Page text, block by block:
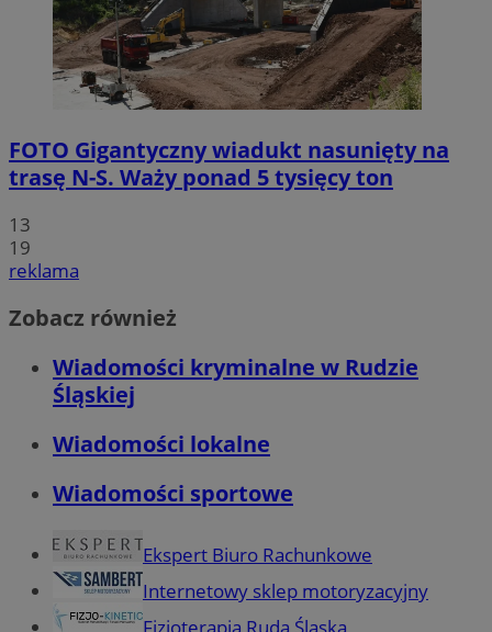
FOTO Gigantyczny wiadukt nasunięty na
trasę N-S. Waży ponad 5 tysięcy ton
13
19
reklama
Zobacz również
Wiadomości kryminalne w Rudzie
Śląskiej
Wiadomości lokalne
Wiadomości sportowe
Ekspert Biuro Rachunkowe
Internetowy sklep motoryzacyjny
Fizjoterapia Ruda Śląska